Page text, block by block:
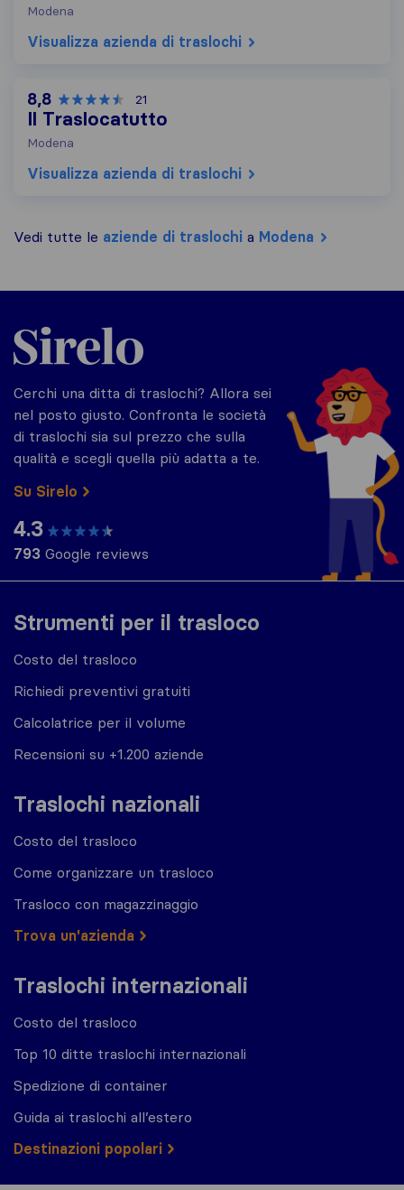
Modena
Visualizza azienda di traslochi
8,8 21
Il Traslocatutto
Modena
Visualizza azienda di traslochi
Vedi tutte le aziende di traslochi a Modena
Strumenti per il trasloco
Costo del trasloco
Richiedi preventivi gratuiti
Calcolatrice per il volume
Recensioni su +1.200 aziende
Traslochi nazionali
Costo del trasloco
Come organizzare un trasloco
Trasloco con magazzinaggio
Trova un'azienda
Traslochi internazionali
Costo del trasloco
Top 10 ditte traslochi internazionali
Spedizione di container
Guida ai traslochi all’estero
Destinazioni popolari
Sirelo.it
Cerchi una ditta di traslochi? Allora sei
nel posto giusto. Confronta le società
di traslochi sia sul prezzo che sulla
qualità e scegli quella più adatta a te.
Su Sirelo
4.3
793 Google reviews